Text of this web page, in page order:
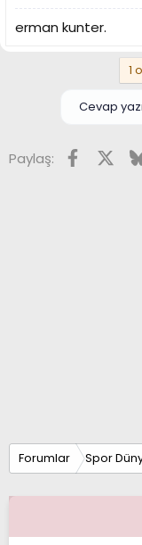
erman kunter.
1
Cevap
Paylaş: X
Forumlar Spor